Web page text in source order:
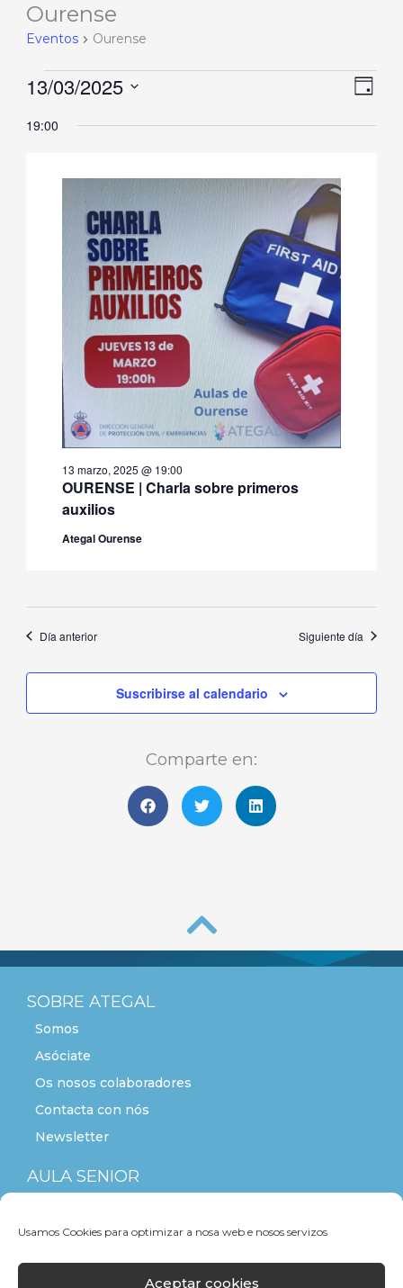
Usamos Cookies para optimizar a nosa web e nosos servizos
Aceptar cookies
Ourense
Eventos Ourense
Eventos
en
marzo,
2025
Día
13/03/2025
19:00
OURENSE | Charla sobre primeros
auxilios
13 marzo, 2025 @ 19:00
Ategal Ourense
Día anterior Siguiente día
Suscribirse al calendario
Comparte en:
SOBRE ATEGAL
Somos
Asóciate
Os nosos colaboradores
Contacta con nós
Newsletter
AULA SENIOR